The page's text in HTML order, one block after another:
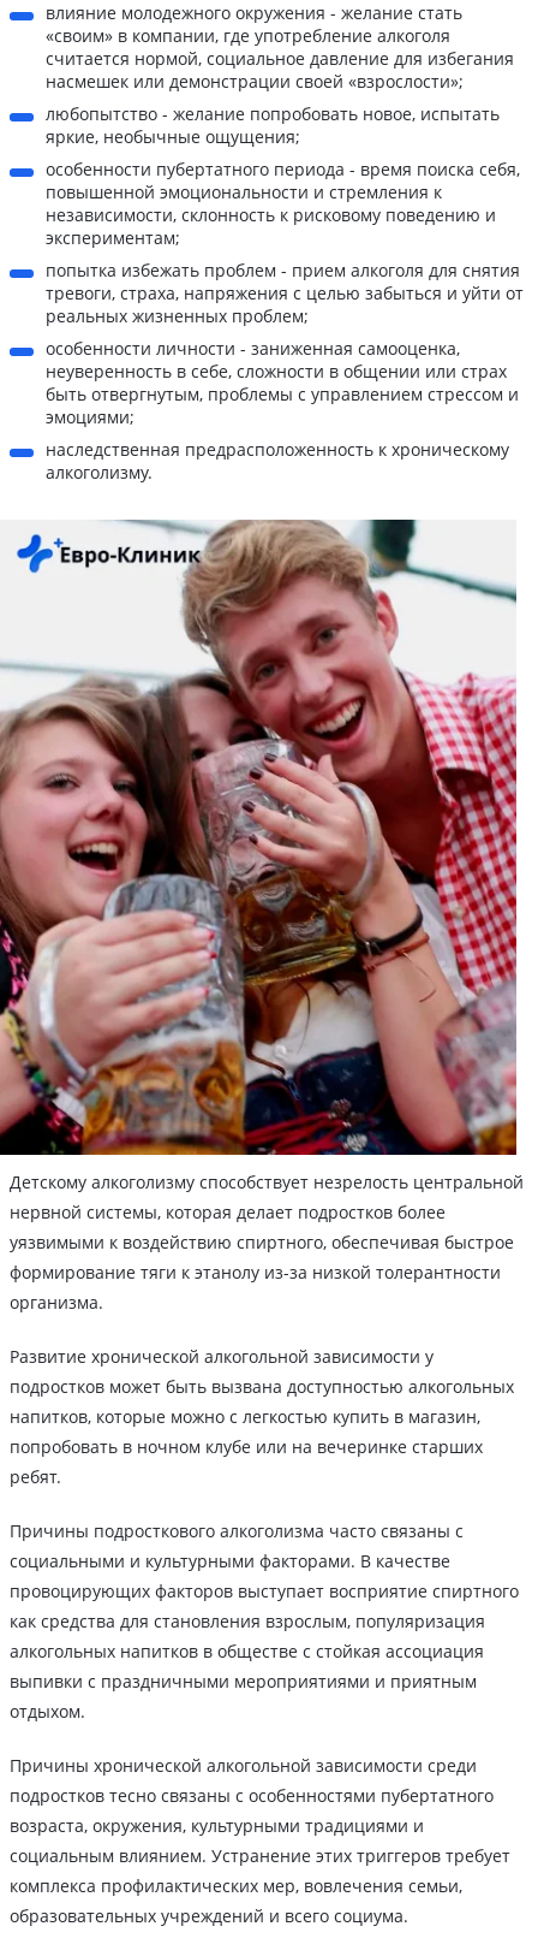
влияние молодежного окружения - желание стать
«своим» в компании, где употребление алкоголя
считается нормой, социальное давление для избегания
насмешек или демонстрации своей «взрослости»;
любопытство - желание попробовать новое, испытать
яркие, необычные ощущения;
особенности пубертатного периода - время поиска себя,
повышенной эмоциональности и стремления к
независимости, склонность к рисковому поведению и
экспериментам;
попытка избежать проблем - прием алкоголя для снятия
тревоги, страха, напряжения с целью забыться и уйти от
реальных жизненных проблем;
особенности личности - заниженная самооценка,
неуверенность в себе, сложности в общении или страх
быть отвергнутым, проблемы с управлением стрессом и
эмоциями;
наследственная предрасположенность к хроническому
алкоголизму.
Детскому алкоголизму способствует незрелость центральной
нервной системы, которая делает подростков более
уязвимыми к воздействию спиртного, обеспечивая быстрое
формирование тяги к этанолу из-за низкой толерантности
организма.
Развитие хронической алкогольной зависимости у
подростков может быть вызвана доступностью алкогольных
напитков, которые можно с легкостью купить в магазин,
попробовать в ночном клубе или на вечеринке старших
ребят.
Причины подросткового алкоголизма часто связаны с
социальными и культурными факторами. В качестве
провоцирующих факторов выступает восприятие спиртного
как средства для становления взрослым, популяризация
алкогольных напитков в обществе с стойкая ассоциация
выпивки с праздничными мероприятиями и приятным
отдыхом.
Причины хронической алкогольной зависимости среди
подростков тесно связаны с особенностями пубертатного
возраста, окружения, культурными традициями и
социальным влиянием. Устранение этих триггеров требует
комплекса профилактических мер, вовлечения семьи,
образовательных учреждений и всего социума.